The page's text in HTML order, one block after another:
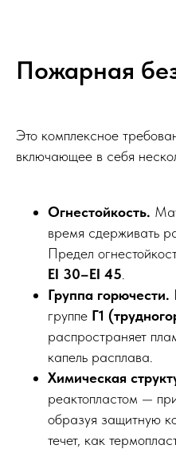
Пожарная
Это комплексное
включающее в себя
Огнестойкость.
время сдерживать
Предел
EI 30–EI 45
Группа горючести.
группе Г1
распространяет
капель расплава.
Химическая
реактопластом —
образуя защитную
течет, как